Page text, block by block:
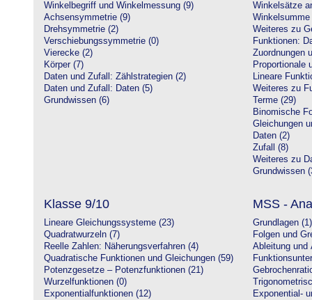
Winkelbegriff und Winkelmessung (9)
Achsensymmetrie (9)
Drehsymmetrie (2)
Verschiebungssymmetrie (0)
Vierecke (2)
Körper (7)
Daten und Zufall: Zählstrategien (2)
Daten und Zufall: Daten (5)
Grundwissen (6)
Winkelsätze
Weiteres zu
Funktionen:
Zuordnungen
Proportionale
Lineare
Weiteres zu
Terme (29)
Binomische
Gleichungen
Daten (2)
Zufall (8)
Weiteres zu
Grundwissen
Klasse 9/10
Lineare Gleichungssysteme (23)
Quadratwurzeln (7)
Reelle Zahlen: Näherungsverfahren (4)
Quadratische Funktionen und Gleichungen (59)
Potenzgesetze – Potenzfunktionen (21)
Wurzelfunktionen (0)
Exponentialfunktionen (12)
MSS -
Grundlagen (1)
Folgen und
Ableitung und
Exponential-